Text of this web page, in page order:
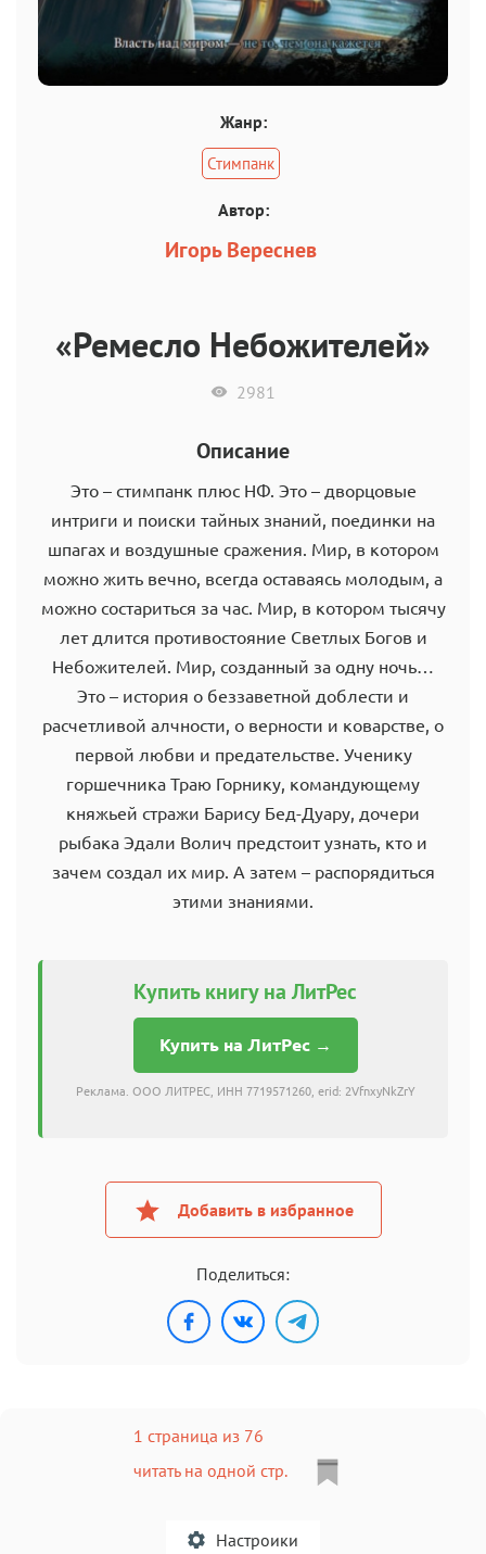
Жанр:
Стимпанк
Автор:
Игорь Вереснев
«Ремесло Небожителей»
2981
Описание
Это – стимпанк плюс НФ. Это – дворцовые
интриги и поиски тайных знаний, поединки на
шпагах и воздушные сражения. Мир, в котором
можно жить вечно, всегда оставаясь молодым, а
можно состариться за час. Мир, в котором тысячу
лет длится противостояние Светлых Богов и
Небожителей. Мир, созданный за одну ночь…
Это – история о беззаветной доблести и
расчетливой алчности, о верности и коварстве, о
первой любви и предательстве. Ученику
горшечника Траю Горнику, командующему
княжьей стражи Барису Бед-Дуару, дочери
рыбака Эдали Волич предстоит узнать, кто и
зачем создал их мир. А затем – распорядиться
этими знаниями.
Купить книгу на ЛитРес
Купить на ЛитРес →
Реклама. ООО ЛИТРЕС, ИНН 7719571260, erid: 2VfnxyNkZrY
Добавить в избранное
Поделиться:
1 страница из 76
читать на одной стр.
Настроики